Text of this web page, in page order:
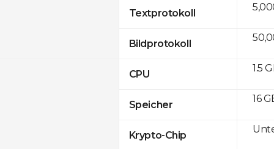
Textprotokoll
Bildprotokoll
CPU
Speicher
Krypto-Chip
1.5
16